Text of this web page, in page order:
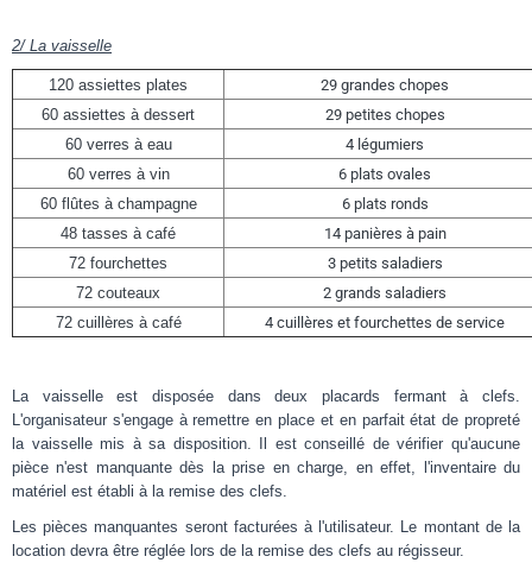
2/ La vaisselle
120 assiettes plates
29 grandes chopes
60 assiettes à dessert
29 petites chopes
60 verres à eau
4 légumiers
60 verres à vin
6 plats ovales
60 flûtes à champagne
6 plats ronds
48 tasses à café
14 panières à pain
72 fourchettes
3 petits saladiers
72 couteaux
2 grands saladiers
72 cuillères à café
4 cuillères et fourchettes de service
La vaisselle est disposée dans deux placards fermant à clefs.
L'organisateur s'engage à remettre en place et en parfait état de propreté
la vaisselle mis à sa disposition. Il est conseillé de vérifier qu'aucune
pièce n'est manquante dès la prise en charge, en effet, l'inventaire du
matériel est établi à la remise des clefs.
Les pièces manquantes seront facturées à l'utilisateur. Le montant de la
location devra être réglée lors de la remise des clefs au régisseur.